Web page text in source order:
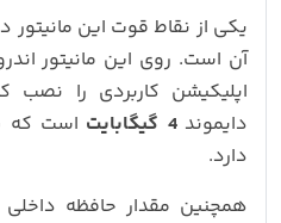
یکی از نقاط قوت این مانیتور
آن است. روی این مانیتور
اپلیکیشن کاربردی را نصب
دایموند4 گیگابایت
است که
دارد.
همچنین مقدار حافظه داخلی